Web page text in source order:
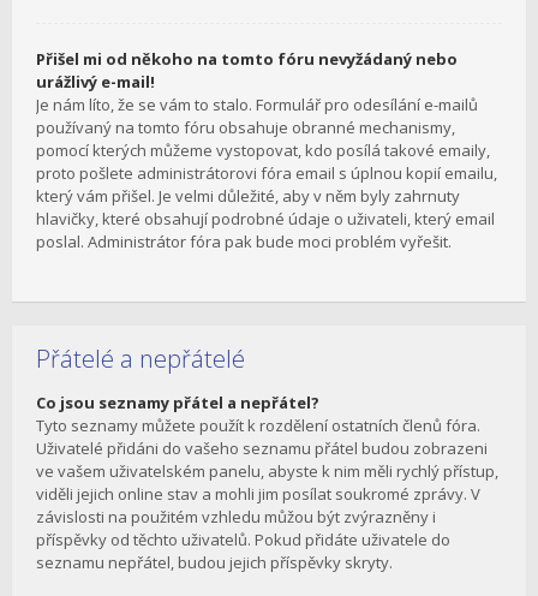
Přišel mi od někoho na tomto fóru nevyžádaný nebo
urážlivý e-mail!
Je nám líto, že se vám to stalo. Formulář pro odesílání e-mailů
používaný na tomto fóru obsahuje obranné mechanismy,
pomocí kterých můžeme vystopovat, kdo posílá takové emaily,
proto pošlete administrátorovi fóra email s úplnou kopií emailu,
který vám přišel. Je velmi důležité, aby v něm byly zahrnuty
hlavičky, které obsahují podrobné údaje o uživateli, který email
poslal. Administrátor fóra pak bude moci problém vyřešit.
Přátelé a nepřátelé
Co jsou seznamy přátel a nepřátel?
Tyto seznamy můžete použít k rozdělení ostatních členů fóra.
Uživatelé přidáni do vašeho seznamu přátel budou zobrazeni
ve vašem uživatelském panelu, abyste k nim měli rychlý přístup,
viděli jejich online stav a mohli jim posílat soukromé zprávy. V
závislosti na použitém vzhledu můžou být zvýrazněny i
příspěvky od těchto uživatelů. Pokud přidáte uživatele do
seznamu nepřátel, budou jejich příspěvky skryty.